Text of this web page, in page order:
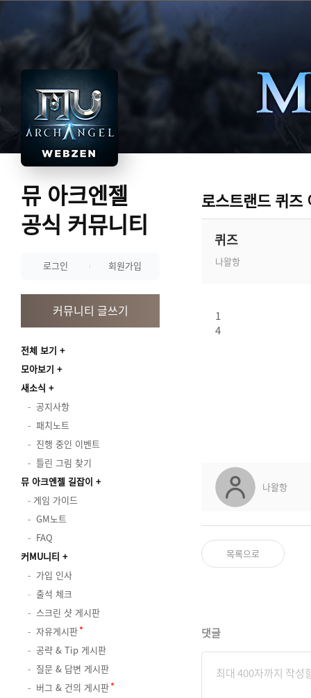
뮤 아크엔젤
공식 커뮤니티
로그인 회원가입
커뮤니티 글쓰기
전체 보기
모아보기
새소식
공지사항
패치노트
진행 중인 이벤트
틀린 그림 찾기
뮤 아크엔젤 길잡이
게임 가이드
GM노트
FAQ
커MU니티
가입 인사
출석 체크
스크린 샷 게시판
자유게시판
공략 & Tip 게시판
질문 & 답변 게시판
버그 & 건의 게시판
로스트랜드 퀴즈
퀴즈
나왈항
1
4
나왈항
목록으로
댓글